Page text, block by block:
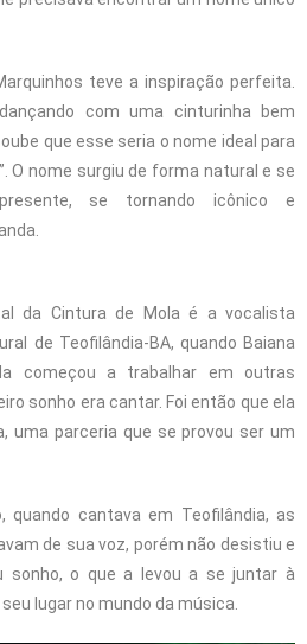
teve a inspiração perfeita.
com uma cinturinha bem
que esse seria o nome ideal para
O nome surgiu de forma natural e se
se tornando icônico e
da Cintura de Mola é a vocalista
de Teofilândia-BA, quando Baiana
começou a trabalhar em outras
sonho era cantar. Foi então que ela
uma parceria que se provou ser um
quando cantava em Teofilândia, as
de sua voz, porém não desistiu e
sonho, o que a levou a se juntar à
lugar no mundo da música.